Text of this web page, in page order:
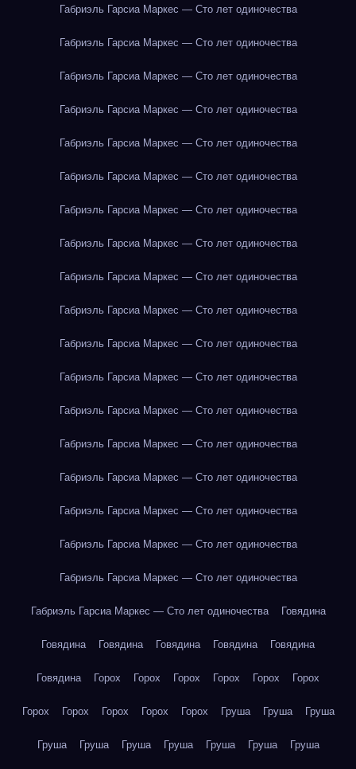
Габриэль Гарсиа Маркес — Сто лет одиночества
Габриэль Гарсиа Маркес — Сто лет одиночества
Габриэль Гарсиа Маркес — Сто лет одиночества
Габриэль Гарсиа Маркес — Сто лет одиночества
Габриэль Гарсиа Маркес — Сто лет одиночества
Габриэль Гарсиа Маркес — Сто лет одиночества
Габриэль Гарсиа Маркес — Сто лет одиночества
Габриэль Гарсиа Маркес — Сто лет одиночества
Габриэль Гарсиа Маркес — Сто лет одиночества
Габриэль Гарсиа Маркес — Сто лет одиночества
Габриэль Гарсиа Маркес — Сто лет одиночества
Габриэль Гарсиа Маркес — Сто лет одиночества
Габриэль Гарсиа Маркес — Сто лет одиночества
Габриэль Гарсиа Маркес — Сто лет одиночества
Габриэль Гарсиа Маркес — Сто лет одиночества
Габриэль Гарсиа Маркес — Сто лет одиночества
Габриэль Гарсиа Маркес — Сто лет одиночества
Габриэль Гарсиа Маркес — Сто лет одиночества
Габриэль Гарсиа Маркес — Сто лет одиночества Говядина
Говядина Говядина Говядина Говядина Говядина
Говядина Горох Горох Горох Горох Горох Горох
Горох Горох Горох Горох Горох Груша Груша Груша
Груша Груша Груша Груша Груша Груша Груша